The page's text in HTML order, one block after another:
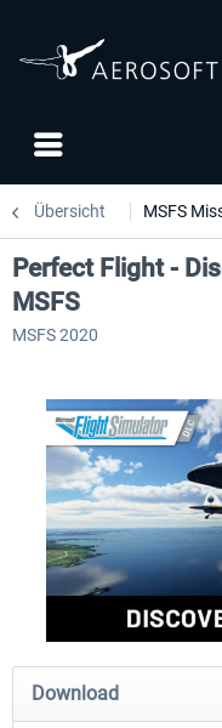
Übersicht MSFS
Perfect Flight - Flying
Perfect Flight -
MSFS
MSFS 2020
Download